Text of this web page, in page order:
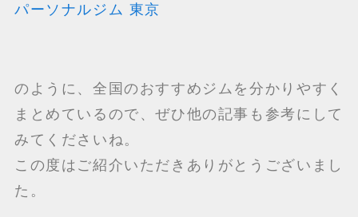
パーソナルジム 東京
のように、全国のおすすめジムを分かりやすく
まとめているので、ぜひ他の記事も参考にして
みてくださいね。
この度はご紹介いただきありがとうございまし
た。